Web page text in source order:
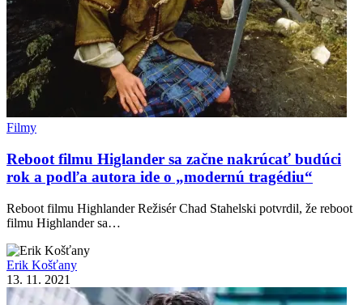
Filmy
Reboot filmu Higlander sa začne nakrúcať budúci
rok a podľa autora ide o „modernú tragédiu“
Reboot filmu Highlander Režisér Chad Stahelski potvrdil, že reboot
filmu Highlander sa…
Erik Košťany
13. 11. 2021